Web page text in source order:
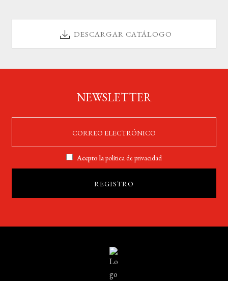
DESCARGAR CATÁLOGO
NEWSLETTER
Acepto lapolítica de privacidad